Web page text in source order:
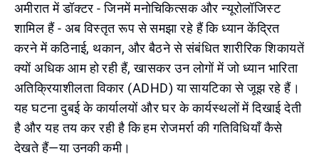
अमीरात में डॉक्टर - जिनमें मनोचिकित्सक और न्यूरोलॉजिस्ट
शामिल हैं - अब विस्तृत रूप से समझा रहे हैं कि ध्यान केंद्रित
करने में कठिनाई, थकान, और बैठने से संबंधित शारीरिक शिकायतें
क्यों अधिक आम हो रही हैं, खासकर उन लोगों में जो ध्यान भारिता
अतिक्रियाशीलता विकार (ADHD) या सायटिका से जूझ रहे हैं।
यह घटना दुबई के कार्यालयों और घर के कार्यस्थलों में दिखाई देती
है और यह तय कर रही है कि हम रोजमर्रा की गतिविधियाँ कैसे
देखते हैं—या उनकी कमी।